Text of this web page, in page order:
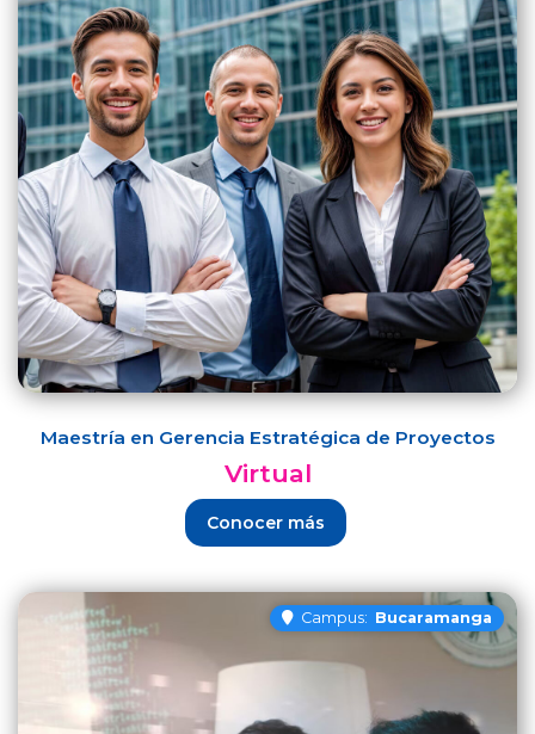
Maestría en Gerencia Estratégica de Proyectos
Virtual
Conocer más
Campus: Bucaramanga